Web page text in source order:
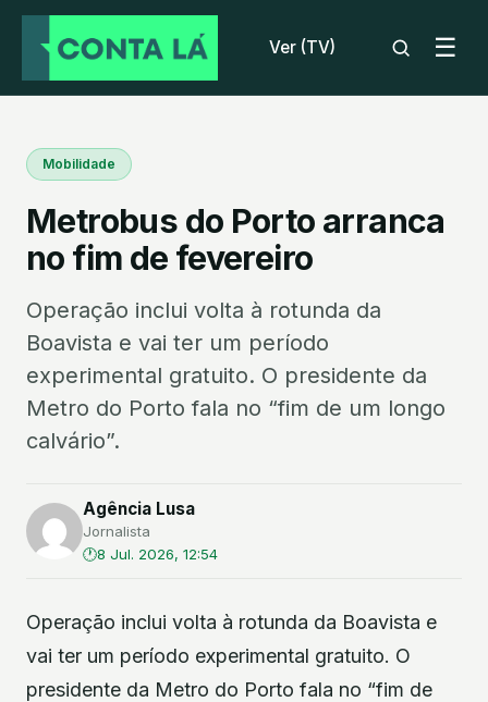
Ver (TV) ☰
Mobilidade
Metrobus do Porto arranca
no fim de fevereiro
Operação inclui volta à rotunda da
Boavista e vai ter um período
experimental gratuito. O presidente da
Metro do Porto fala no “fim de um longo
calvário”.
Agência Lusa
Jornalista
8 Jul. 2026, 12:54
Operação inclui volta à rotunda da Boavista e
vai ter um período experimental gratuito. O
presidente da Metro do Porto fala no “fim de